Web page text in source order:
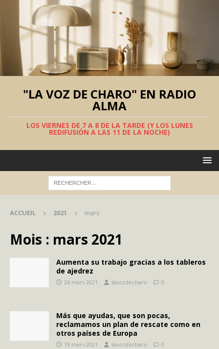
"LA VOZ DE CHARO" EN RADIO
ALMA
LOS VIERNES DE 7 A 8 DE LA TARDE (Y LOS LUNES
REDIFUSIÓN A LAS 11 DE LA NOCHE)
ACCUEIL 2021 mars
Mois : mars 2021
Aumenta su trabajo gracias a los tableros
de ajedrez
26 mars 2021 lavozdecharo 0
Más que ayudas, que son pocas,
reclamamos un plan de rescate como en
otros países de Europa
19 mars 2021 lavozdecharo 0